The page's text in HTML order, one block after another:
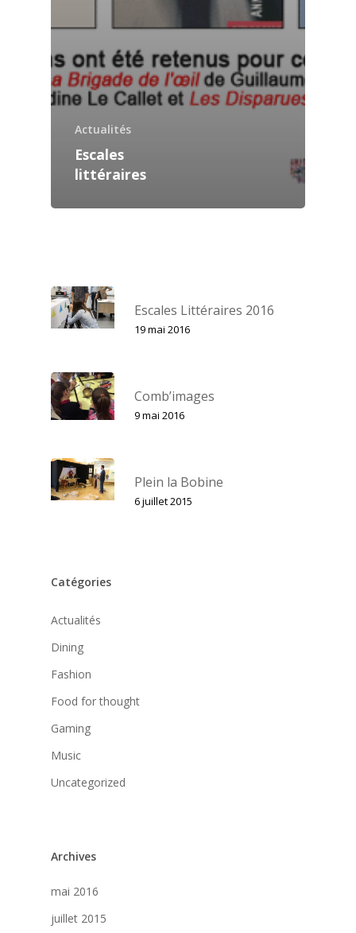
Actualités
Escales
littéraires
Escales Littéraires 2016
19 mai 2016
Comb’images
9 mai 2016
Plein la Bobine
6 juillet 2015
Catégories
Actualités
Dining
Fashion
Food for thought
Gaming
Music
Uncategorized
Archives
mai 2016
juillet 2015